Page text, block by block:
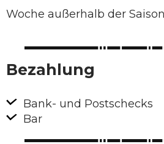
Woche außerhalb der
Bezahlung
Bank- und Postschecks
Bar